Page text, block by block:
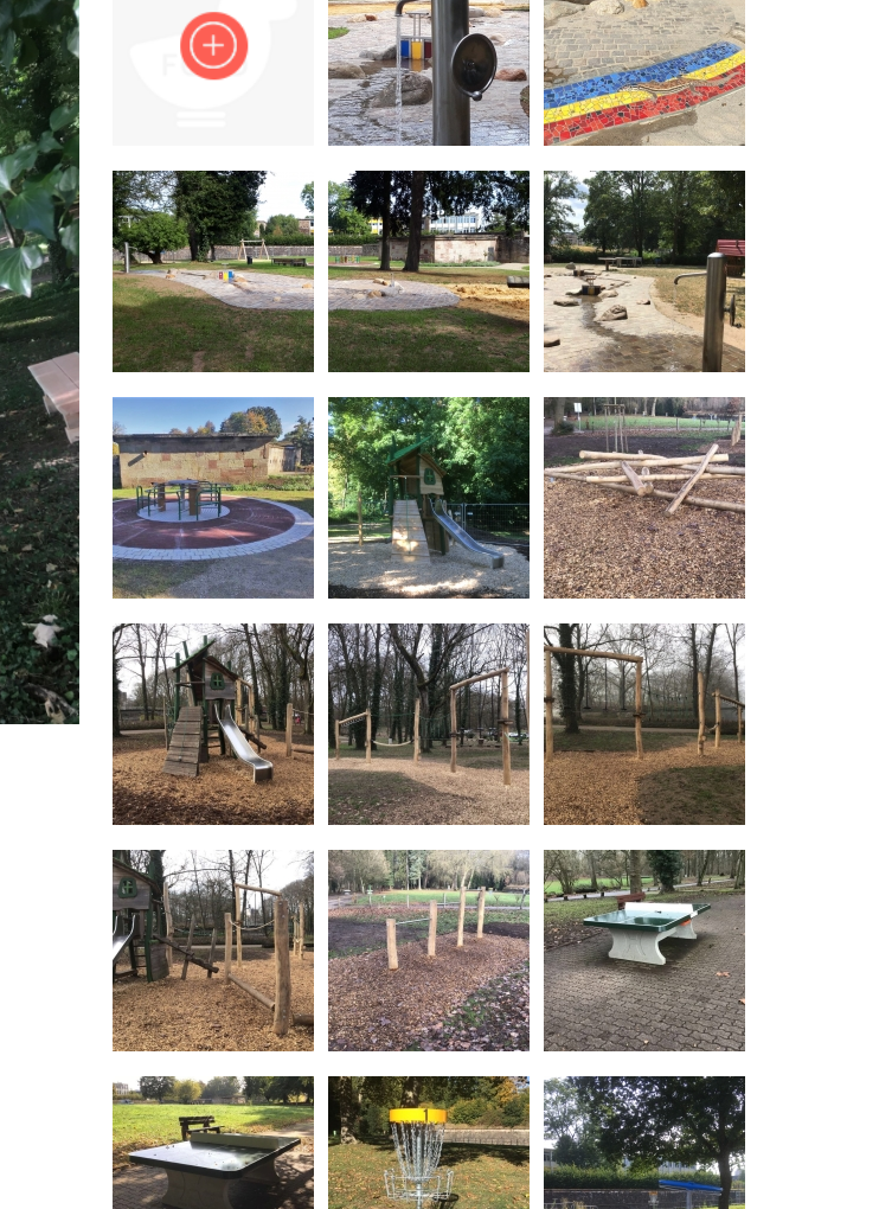
Anmelden